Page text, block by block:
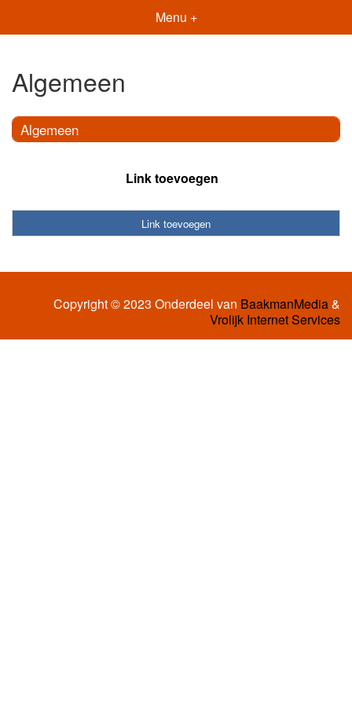
Menu +
Algemeen
Algemeen
Link toevoegen
Link toevoegen
Copyright © 2023 Onderdeel van BaakmanMedia&
Vrolijk Internet Services